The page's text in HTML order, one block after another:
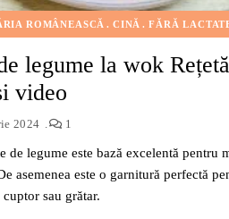
MÂNCARE GUSTĂRI MORCOV
ROMÂNEASCĂ CINĂ FĂRĂ
legume la wok
video
2024 1
de legume este bază excelentă pentru
asemenea este o garnitură perfectă
sau grătar.